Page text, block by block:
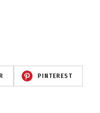
PINTEREST